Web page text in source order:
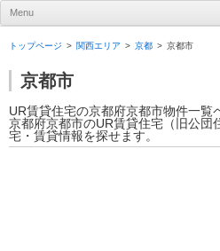
UR賃貸住宅ナビ
Menu
トップページ 関西エリア 京都 京都市
京都市
UR賃貸住宅の京都府京都市物件一覧
京都府京都市のUR賃貸住宅（旧公団
宅・賃貸情報を探せます。